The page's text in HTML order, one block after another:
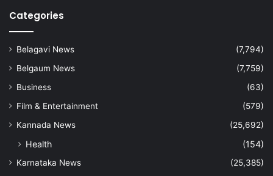
Categories
Belagavi News
(7,794)
Belgaum News
(7,759)
Business
(63)
Film & Entertainment
(579)
Kannada News
(25,692)
Health (154)
Karnataka News
(25,385)